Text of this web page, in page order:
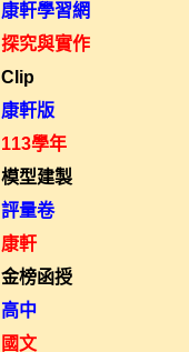
康軒學習網
探究與實作
Clip
康軒版
113學年
模型建製
評量卷
康軒
金榜函授
高中
國文